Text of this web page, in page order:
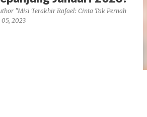
"Misi Terakhir Rafael: Cinta Tak Pernah
2023